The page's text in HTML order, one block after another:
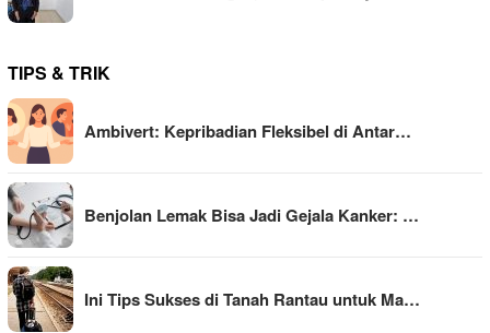
TIPS & TRIK
Ambivert: Kepribadian Fleksibel di Antar…
Benjolan Lemak Bisa Jadi Gejala Kanker: …
Ini Tips Sukses di Tanah Rantau untuk Ma…